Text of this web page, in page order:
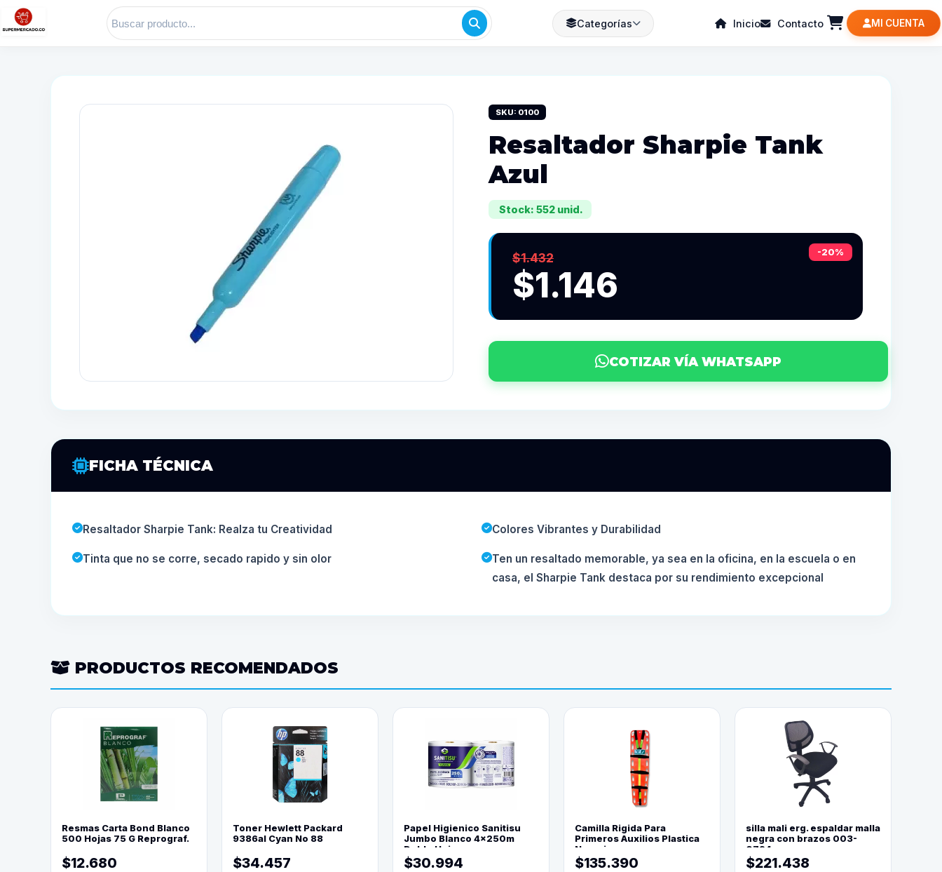
Categorías Inicio Contacto MI CUENTA
SKU: 0100
Resaltador Sharpie Tank
Azul
Stock: 552 unid.
-20%
$1.432
$1.146
COTIZAR VÍA WHATSAPP
FICHA TÉCNICA
Resaltador Sharpie Tank: Realza tu Creatividad Colores Vibrantes y Durabilidad
Tinta que no se corre, secado rapido y sin olor
Ten un resaltado memorable, ya sea en la oficina, en la escuela o en
casa, el Sharpie Tank destaca por su rendimiento excepcional
PRODUCTOS RECOMENDADOS
Resmas Carta Bond Blanco
500 Hojas 75 G Reprograf.
$12.680
Toner Hewlett Packard
9386al Cyan No 88
$34.457
Papel Higienico Sanitisu
Jumbo Blanco 4x250m
Doble Hoja
$30.994
Camilla Rigida Para
Primeros Auxilios Plastica
Naranja
$135.390
silla mali erg. espaldar malla
negra con brazos 003-
0794
$221.438